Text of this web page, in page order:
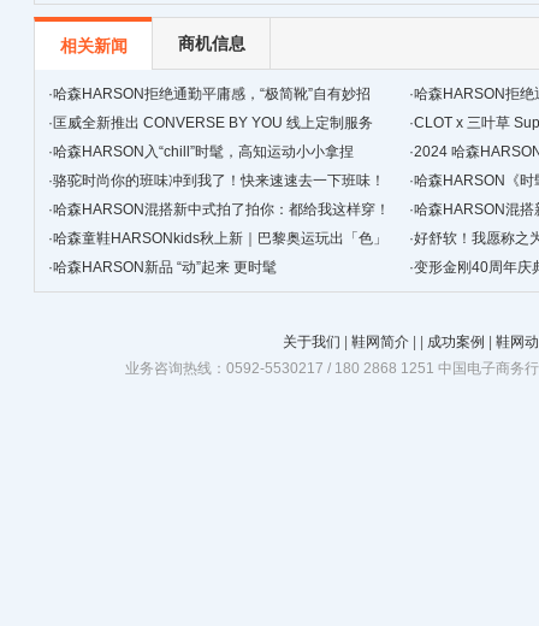
机
相关新闻 商机信息
·哈森HARSON拒绝通勤平庸感，“极简靴”自有妙招 ·哈森HARSON拒绝
· 匡威全新推出 CONVERSE BY YOU 线上定制服务 ·CLOT x 三叶草
计
·哈森HARSON入“chill”时髦，高知运动小小拿捏 ·2024 哈森
·骆驼时尚你的班味冲到我了！快来速速去一下班味！ ·哈森HARSON《时
·哈森HARSON混搭新中式拍了拍你：都给我这样穿！ ·哈森HARSON混搭
·哈森童鞋HARSONkids秋上新｜巴黎奥运玩出「色」 ·好舒软！我愿称之
·哈森HARSON新品 “动”起来 更时髦 ·变形金刚40周年庆
关于我们 鞋网简介 成功案例
鞋网
业务咨询热线：0592-5530217 / 180 2868 1251 中国电子商务